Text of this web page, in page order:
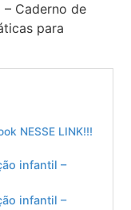
Caderno de
para
NESSE LINK!!!
infantil –
infantil –